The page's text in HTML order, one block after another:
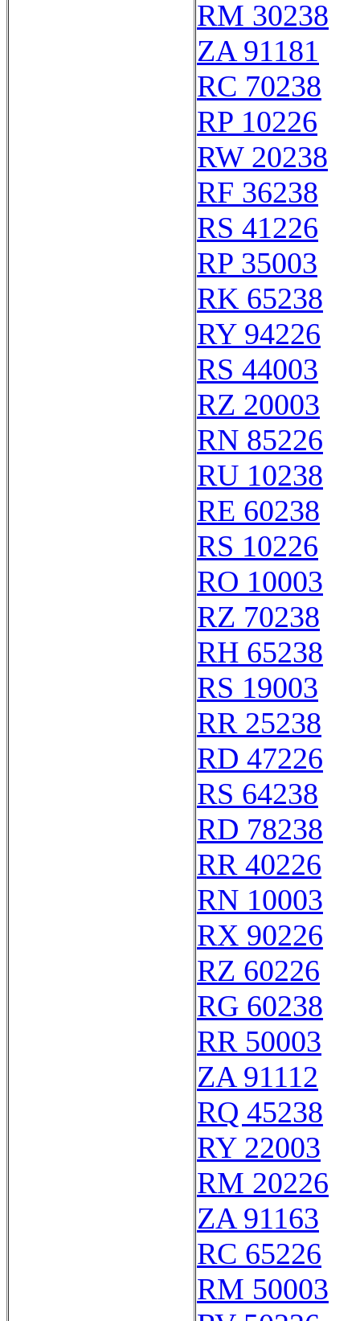
RM 30238
ZA 91181
RC 70238
RP 10226
RW 20238
RF 36238
RS 41226
RP 35003
RK 65238
RY 94226
RS 44003
RZ 20003
RN 85226
RU 10238
RE 60238
RS 10226
RO 10003
RZ 70238
RH 65238
RS 19003
RR 25238
RD 47226
RS 64238
RD 78238
RR 40226
RN 10003
RX 90226
RZ 60226
RG 60238
RR 50003
ZA 91112
RQ 45238
RY 22003
RM 20226
ZA 91163
RC 65226
RM 50003